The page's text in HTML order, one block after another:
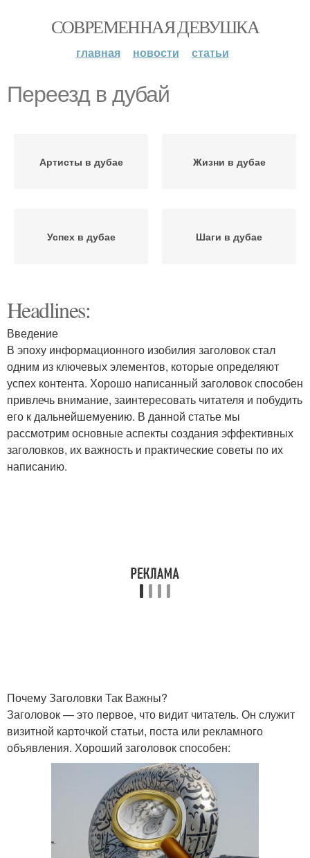
СОВРЕМЕННАЯ ДЕВУШКА
главная новости статьи
Переезд в дубай
Артисты в дубае Жизни в дубае
Успех в дубае Шаги в дубае
Headlines:
Введение
В эпоху информационного изобилия заголовок стал
одним из ключевых элементов, которые определяют
успех контента. Хорошо написанный заголовок способен
привлечь внимание, заинтересовать читателя и побудить
его к дальнейшемуению. В данной статье мы
рассмотрим основные аспекты создания эффективных
заголовков, их важность и практические советы по их
написанию.
Почему Заголовки Так Важны?
Заголовок — это первое, что видит читатель. Он служит
визитной карточкой статьи, поста или рекламного
объявления. Хороший заголовок способен: